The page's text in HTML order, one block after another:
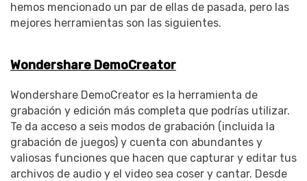
hemos mencionado un par de ellas de pasada, pero las
mejores herramientas son las siguientes.
Wondershare DemoCreator
Wondershare DemoCreator es la herramienta de
grabación y edición más completa que podrías utilizar.
Te da acceso a seis modos de grabación (incluida la
grabación de juegos) y cuenta con abundantes y
valiosas funciones que hacen que capturar y editar tus
archivos de audio y el video sea coser y cantar. Desde